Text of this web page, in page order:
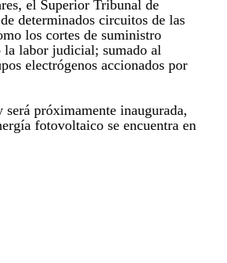
el Superior Tribunal de
determinados circuitos de las
los cortes de suministro
la labor judicial; sumado al
electrógenos accionados por
próximamente inaugurada,
fotovoltaico se encuentra en